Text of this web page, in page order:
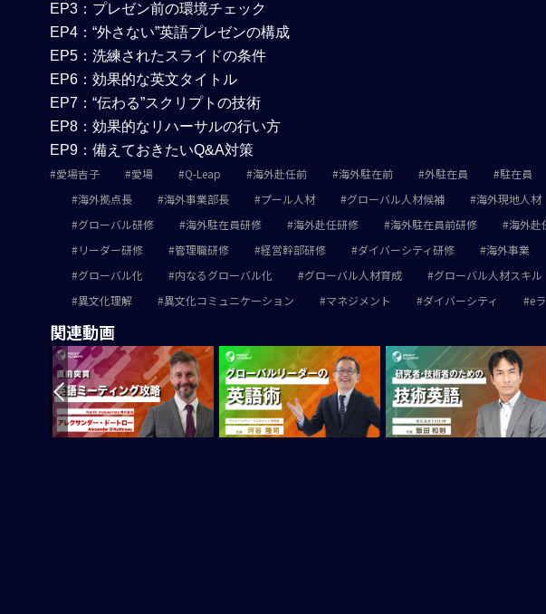
EP3 ：プレゼン前の環境チェック
EP4 ：“外さない”英語プレゼンの構成
EP5 ：洗練されたスライドの条件
EP6 ：効果的な英文タイトル
EP7 ：“伝わる”スクリプトの技術
EP8 ：効果的なリハーサルの行い方
EP9 ：備えておきたいQ&A対策
愛場吉子
愛場 Q-Leap 海外赴任前 海外駐在前 外駐在員 駐在員
海外拠点長
海外事業部長 プール人材 グローバル人材候補 海外現地人材
グローバル研修
海外駐在員研修 海外赴任研修 海外駐在員前研修 海外赴
リーダー研修
管理職研修 経営幹部研修 ダイバーシティ研修 海外事業
グローバル化
内なるグローバル化 グローバル人材育成 グローバル人材スキル
異文化理解
異文化コミュニケーション マネジメント ダイバーシティ e
関連動画